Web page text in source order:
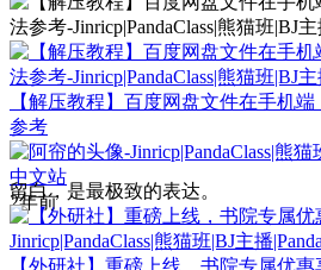
【解压教程】百度网盘文件在手机
参考
2年前
留白，是最极致的表达。
【外研社】重磅上线，书院专属优惠